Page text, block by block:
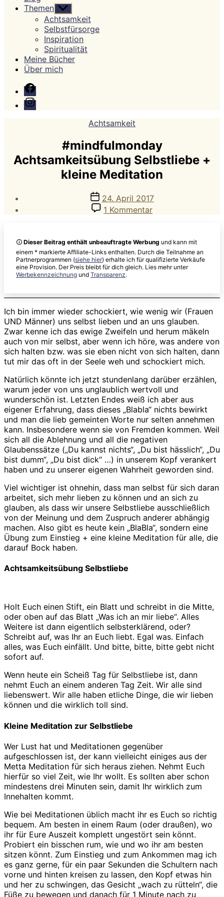
Themen Untermenü
anzeigen
Achtsamkeit
Selbstfürsorge
Inspiration
Spiritualität
Meine Bücher
Über mich
Facebook
Instagram
Kategorien
Achtsamkeit
#mindfulmonday
Achtsamkeitsübung Selbstliebe +
kleine Meditation
Veröffentlichungsdatum
24. April 2017
1 Kommentarzu
Selbstliebe
+
kleine
Meditation
🛈 Dieser Beitrag enthält unbeauftragte Werbung und kann mit
einem * markierte Affiliate-Links enthalten. Durch die Teilnahme an
Partnerprogrammen (siehe hier) erhalte ich für qualifizierte Verkäufe
eine Provision. Der Preis bleibt für dich gleich. Lies mehr unter
Werbekennzeichnung und Transparenz.
Ich bin immer wieder schockiert, wie wenig wir (Frauen
UND Männer) uns selbst lieben und an uns glauben.
Zwar kenne ich das ewige Zweifeln und herum mäkeln
auch von mir selbst, aber wenn ich höre, was andere von
sich halten bzw. was sie eben nicht von sich halten, dann
tut mir das oft in der Seele weh und schockiert mich.
Natürlich könnte ich jetzt stundenlang darüber erzählen,
warum jeder von uns unglaublich wertvoll und
wunderschön ist. Letzten Endes weiß ich aber aus
eigener Erfahrung, dass dieses „Blabla“ nichts bewirkt
und man die lieb gemeinten Worte nur selten annehmen
kann. Insbesondere wenn sie von Fremden kommen. Weil
sich all die Ablehnung und all die negativen
Glaubenssätze („Du kannst nichts“, „Du bist hässlich“, „Du
bist dumm“, „Du bist dick“ …) in unserem Kopf verankert
haben und zu unserer eigenen Wahrheit geworden sind.
Viel wichtiger ist ohnehin, dass man selbst für sich daran
arbeitet, sich mehr lieben zu können und an sich zu
glauben, als dass wir unsere Selbstliebe ausschließlich
von der Meinung und dem Zuspruch anderer abhängig
machen. Also gibt es heute kein „BlaBla“, sondern eine
Übung zum Einstieg + eine kleine Meditation für alle, die
darauf Bock haben.
Achtsamkeitsübung Selbstliebe
Holt Euch einen Stift, ein Blatt und schreibt in die Mitte,
oder oben auf das Blatt „Was ich an mir liebe“. Alles
Weitere ist dann eigentlich selbsterklärend, oder?
Schreibt auf, was Ihr an Euch liebt. Egal was. Einfach
alles, was Euch einfällt. Und bitte, bitte, bitte gebt nicht
sofort auf.
Wenn heute ein Scheiß Tag für Selbstliebe ist, dann
nehmt Euch an einem anderen Tag Zeit. Wir alle sind
liebenswert. Wir alle haben etliche Dinge, die wir lieben
können und die wirklich toll sind.
Kleine Meditation zur Selbstliebe
Wer Lust hat und Meditationen gegenüber
aufgeschlossen ist, der kann vielleicht einiges aus der
Metta Meditation für sich heraus ziehen. Nehmt Euch
hierfür so viel Zeit, wie Ihr wollt. Es sollten aber schon
mindestens drei Minuten sein, damit Ihr wirklich zum
Innehalten kommt.
Wie bei Meditationen üblich macht ihr es Euch so richtig
bequem. Am besten in einem Raum (oder draußen), wo
ihr für Eure Auszeit komplett ungestört sein könnt.
Probiert ein bisschen rum, wie und wo ihr am besten
sitzen könnt. Zum Einstieg und zum Ankommen mag ich
es ganz gerne, für ein paar Sekunden die Schultern nach
vorne und hinten kreisen zu lassen, den Kopf etwas hin
und her zu schwingen, das Gesicht „wach zu rütteln“, die
Füße zu bewegen und danach für 1 Minute nach zu